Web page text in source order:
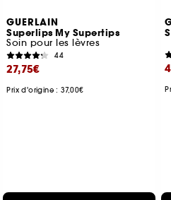
GUERLAIN
Superlips My Supertips
Soin pour les lèvres
44
27,75€
Prix d'origine : 37,00€